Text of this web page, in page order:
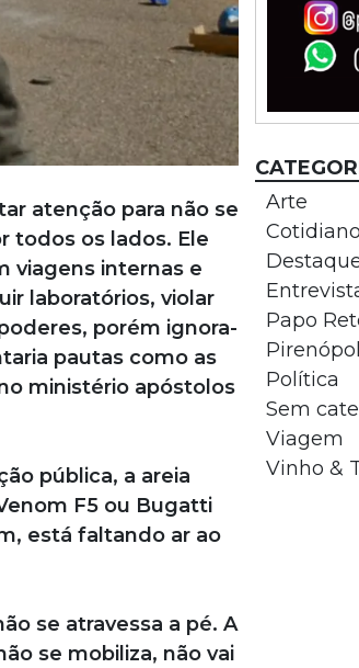
atenção para não se
todos os lados. Ele
viagens internas e
laboratórios, violar
porém ignora-
pautas como as
ministério apóstolos
pública, a areia
F5 ou Bugatti
está faltando ar ao
se atravessa a pé. A
se mobiliza, não vai
Arte
Cotidiano
Papo
Política
Sem
Viagem
Vinho &